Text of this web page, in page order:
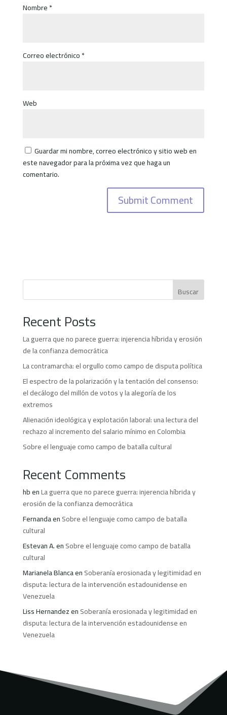
Nombre*
Correo electrónico*
Web
Guardar mi nombre, correo electrónico y sitio web en
este navegador para la próxima vez que haga un
comentario.
Buscar
Recent Posts
La guerra que no parece guerra: injerencia híbrida y erosión
de la confianza democrática
La contramarcha: el orgullo como campo de disputa política
El espectro de la polarización y la tentación del consenso:
el decálogo del millón de votos y la alegoría de los
extremos
Alienación ideológica y explotación laboral: una lectura del
rechazo al incremento del salario mínimo en Colombia
Sobre el lenguaje como campo de batalla cultural
Recent Comments
hbenLa guerra que no parece guerra: injerencia híbrida y
erosión de la confianza democrática
FernandaenSobre el lenguaje como campo de batalla
cultural
Estevan A.enSobre el lenguaje como campo de batalla
cultural
Marianela BlancaenSoberanía erosionada y legitimidad en
disputa: lectura de la intervención estadounidense en
Venezuela
Liss HernandezenSoberanía erosionada y legitimidad en
disputa: lectura de la intervención estadounidense en
Venezuela